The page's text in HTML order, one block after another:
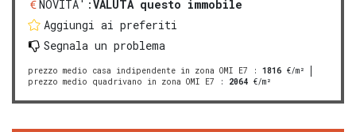
NOVITA':VALUTA questo immobile
Aggiungi ai preferiti
Segnala un problema
prezzo medio casa indipendente in zona OMI E7 : 1816 €/m²
prezzo medio quadrivano in zona OMI E7 : 2064 €/m²